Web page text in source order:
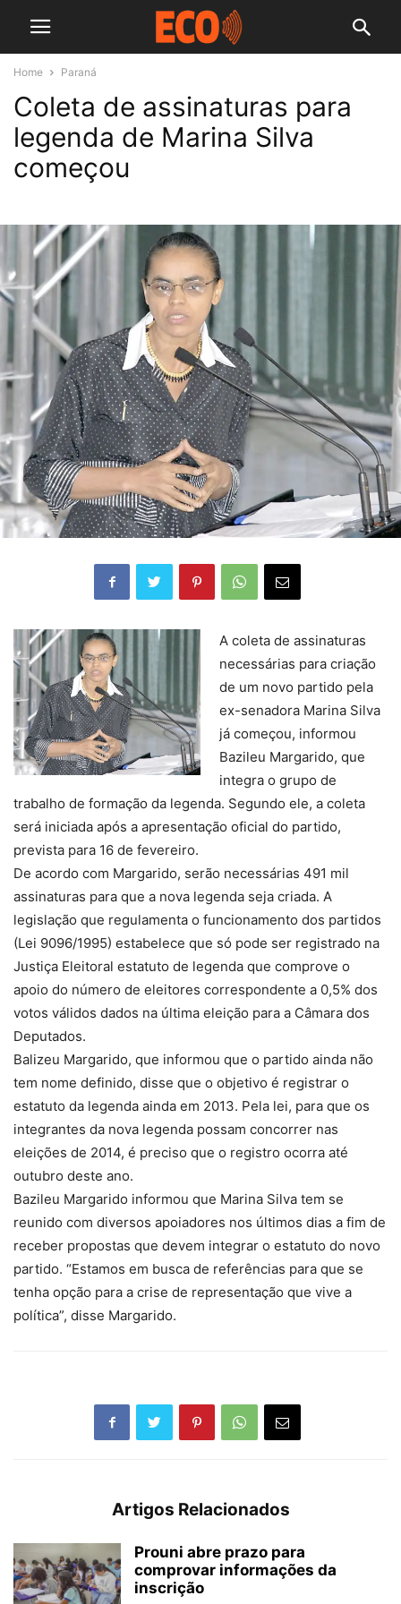
Home Paraná
Coleta de assinaturas para
legenda de Marina Silva
começou
A coleta de assinaturas
necessárias para criação
de um novo partido pela
ex-senadora Marina Silva
já começou, informou
Bazileu Margarido, que
integra o grupo de
trabalho de formação da legenda. Segundo ele, a coleta
será iniciada após a apresentação oficial do partido,
prevista para 16 de fevereiro.
De acordo com Margarido, serão necessárias 491 mil
assinaturas para que a nova legenda seja criada. A
legislação que regulamenta o funcionamento dos partidos
(Lei 9096/1995) estabelece que só pode ser registrado na
Justiça Eleitoral estatuto de legenda que comprove o
apoio do número de eleitores correspondente a 0,5% dos
votos válidos dados na última eleição para a Câmara dos
Deputados.
Balizeu Margarido, que informou que o partido ainda não
tem nome definido, disse que o objetivo é registrar o
estatuto da legenda ainda em 2013. Pela lei, para que os
integrantes da nova legenda possam concorrer nas
eleições de 2014, é preciso que o registro ocorra até
outubro deste ano.
Bazileu Margarido informou que Marina Silva tem se
reunido com diversos apoiadores nos últimos dias a fim de
receber propostas que devem integrar o estatuto do novo
partido. “Estamos em busca de referências para que se
tenha opção para a crise de representação que vive a
política”, disse Margarido.
Artigos Relacionados
Prouni abre prazo para
comprovar informações da
inscrição